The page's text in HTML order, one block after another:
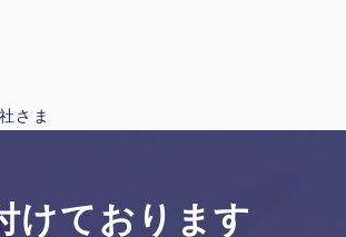
さま
けております